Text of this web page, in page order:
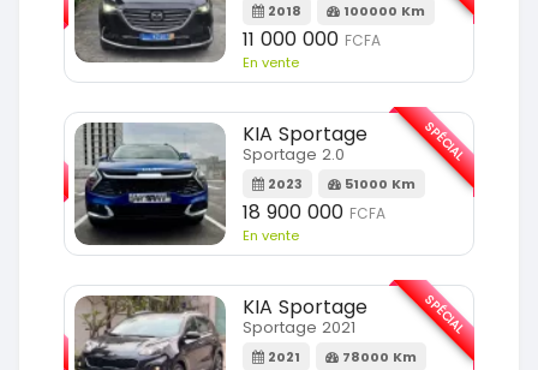
2018 100000 Km
11 000 000 FCFA
En vente
KIA Sportage
Sportage 2.0
2023 51000 Km
18 900 000 FCFA
En vente
SPÉCIAL
KIA Sportage
Sportage 2021
2021 78000 Km
SPÉCIAL